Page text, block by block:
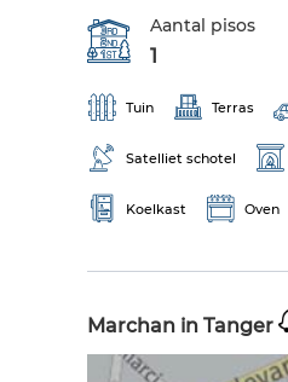
Aantal pisos
1
Tuin Terras
Satelliet schotel
Koelkast Oven
Marchan in Tanger